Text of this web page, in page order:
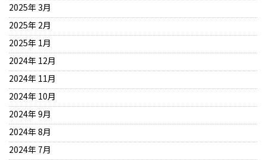
2025年 3月
2025年 2月
2025年 1月
2024年 12月
2024年 11月
2024年 10月
2024年 9月
2024年 8月
2024年 7月